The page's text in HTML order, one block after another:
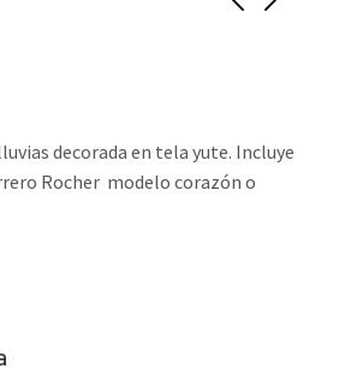
decorada en tela yute. Incluye
Rocher modelo corazón o